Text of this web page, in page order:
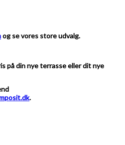
og se vores store udvalg.
på din nye terrasse eller dit nye
.